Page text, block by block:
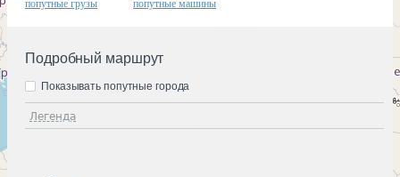
попутные грузы попутные машины
Подробный маршрут
Легенда
Показывать попутные города